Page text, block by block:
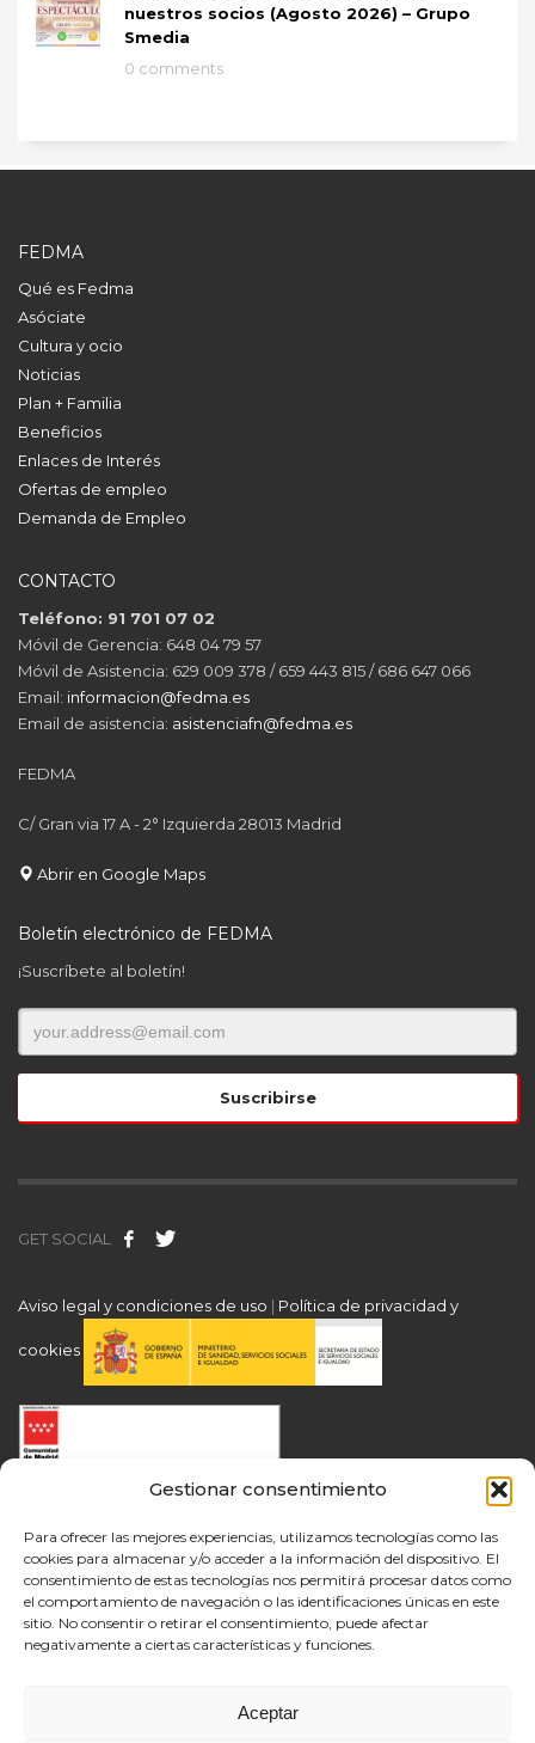
Gestionar consentimiento
Para ofrecer las mejores experiencias, utilizamos tecnologías como las
cookies para almacenar y/o acceder a la información del dispositivo. El
consentimiento de estas tecnologías nos permitirá procesar datos como
el comportamiento de navegación o las identificaciones únicas en este
sitio. No consentir o retirar el consentimiento, puede afectar
negativamente a ciertas características y funciones.
Aceptar
nuestros socios (Agosto 2026) – Grupo
Smedia
0 comments
FEDMA
Qué es Fedma
Asóciate
Cultura y ocio
Noticias
Plan + Familia
Beneficios
Enlaces de Interés
Ofertas de empleo
Demanda de Empleo
CONTACTO
Teléfono: 91 701 07 02
Móvil de Gerencia: 648 04 79 57
Móvil de Asistencia: 629 009 378 / 659 443 815 / 686 647 066
Email: informacion@fedma.es
Email de asistencia: asistenciafn@fedma.es
FEDMA
C/ Gran via 17 A - 2° Izquierda 28013 Madrid
Abrir en Google Maps
Boletín electrónico de FEDMA
¡Suscríbete al boletín!
GET SOCIAL
Aviso legal y condiciones de uso | Política de privacidad y
cookies